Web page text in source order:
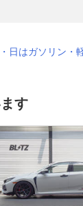
日はガソリン
す